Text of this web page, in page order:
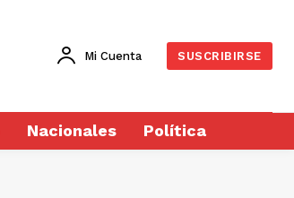
Mi Cuenta SUSCRIBIRSE
Nacionales Política